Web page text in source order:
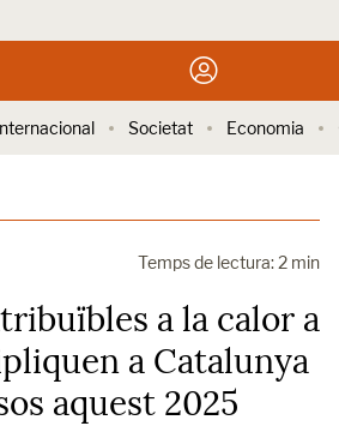
Societat Economia
Temps de lectura: 2 min
a la calor a
a Catalunya
aquest 2025